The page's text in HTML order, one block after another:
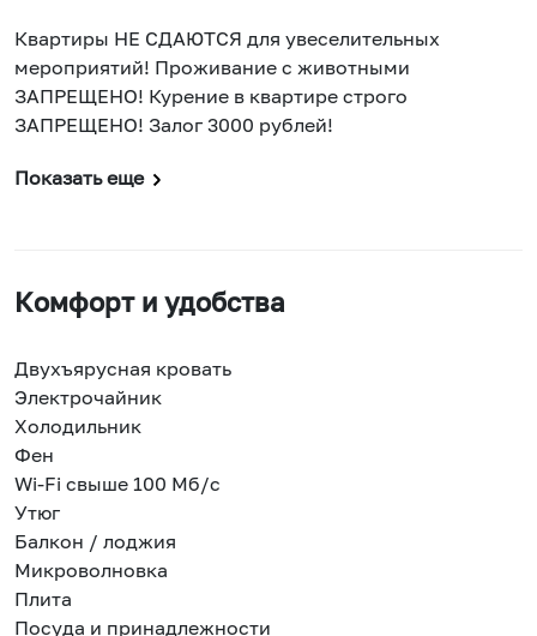
Квартиры НЕ СДАЮТСЯ для увеселительных
мероприятий! Проживание с животными
ЗАПРЕЩЕНО! Курение в квартире строго
ЗАПРЕЩЕНО! Залог 3000 рублей!
Показать еще
Комфорт и удобства
Двухъярусная кровать
Электрочайник
Холодильник
Фен
Wi-Fi свыше 100 Мб/с
Утюг
Балкон / лоджия
Микроволновка
Плита
Посуда и принадлежности